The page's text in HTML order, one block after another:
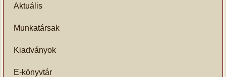
Aktuális
Munkatársak
Kiadványok
E-könyvtár